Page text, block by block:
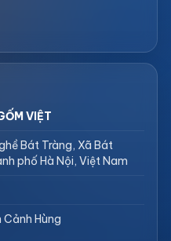
VIỆT
Bát Tràng, Xã Bát
phố Hà Nội, Việt Nam
Hùng